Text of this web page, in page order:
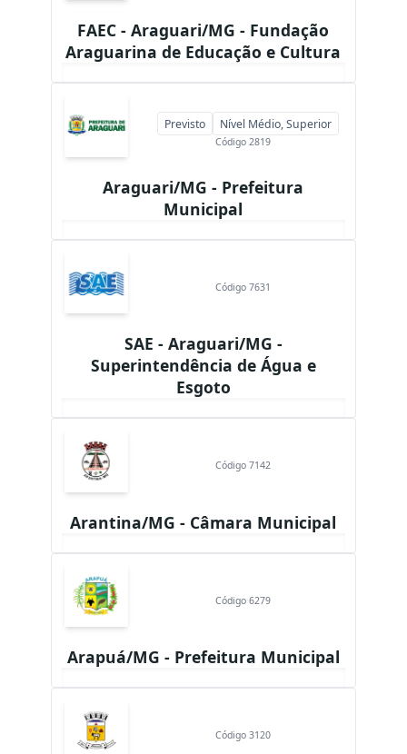
FAEC - Araguari/MG - Fundação
Araguarina de Educação e Cultura
Previsto Nível Médio, Superior
Código 2819
Araguari/MG - Prefeitura
Municipal
Código 7631
SAE - Araguari/MG -
Superintendência de Água e
Esgoto
Código 7142
Arantina/MG - Câmara Municipal
Código 6279
Arapuá/MG - Prefeitura Municipal
Código 3120